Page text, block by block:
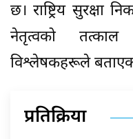
छ। राष्ट्रिय सुरक्षा
नेतृत्वको
विश्लेषकहरूले
प्रतिक्रिया